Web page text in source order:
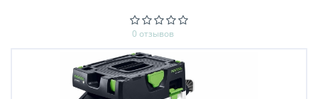
0 отзывов